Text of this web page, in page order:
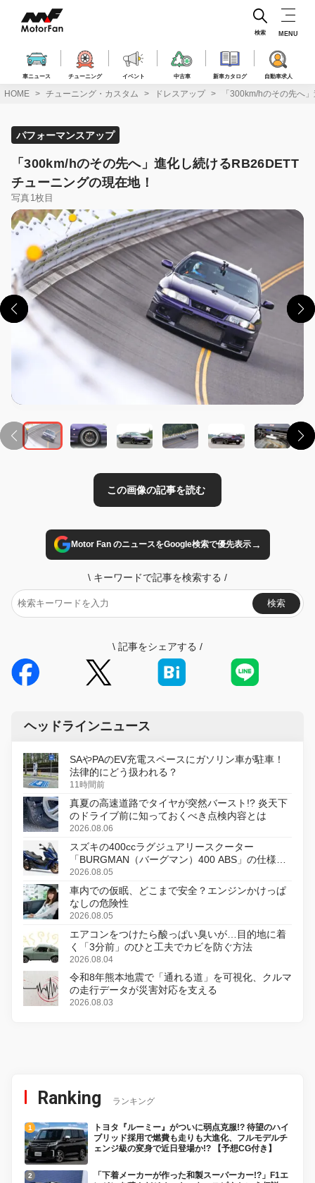
ス
車ニュース チューニング イベント 中古車 新車カタログ 自動車求人
検索 MENU
HOME チューニング・カスタム ドレスアップ 「300km/hのその先へ
パフォーマンスアップ
「300km/hのその先へ」進化し続けるRB26DETT
チューニングの現在地！
写真1枚目
Motor Fan のニュースをGoogle検索で優先表示→
\ キーワードで記事を検索する /
検索
\ 記事をシェアする /
ヘッドラインニュース
SAやPAのEV充電スペースにガソリン車が駐車！
法律的にどう扱われる？
11時間前
真夏の高速道路でタイヤが突然バースト!? 炎天下
のドライブ前に知っておくべき点検内容とは
2026.08.06
スズキの400ccラグジュアリースクーター
「BURGMAN（バーグマン）400 ABS」の仕様を
変更し、8月18日に発売
2026.08.05
車内での仮眠、どこまで安全？エンジンかけっぱ
なしの危険性
2026.08.05
エアコンをつけたら酸っぱい臭いが…目的地に着
く「3分前」のひと工夫でカビを防ぐ方法
2026.08.04
令和8年熊本地震で「通れる道」を可視化、クルマ
の走行データが災害対応を支える
2026.08.03
Ranking ランキング
トヨタ『ルーミー』がついに弱点克服!? 待望のハイ
ブリッド採用で燃費も走りも大進化、フルモデルチ
ェンジ級の変身で近日登場か!? 【予想CG付き】
「下着メーカーが作った和製スーパーカー!?」F1エ